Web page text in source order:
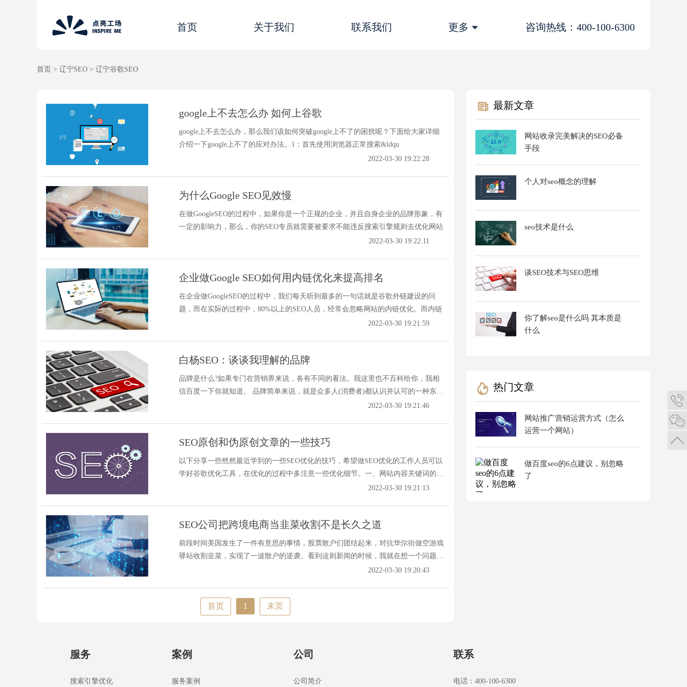
首页 关于我们 联系我们 更多 咨询热线：400-100-6300
首页 > 辽宁SEO > 辽宁谷歌SEO
google上不去怎么办 如何上谷歌
google上不去怎么办，那么我们该如何突破google上不了的困扰呢？下面给大家详细
介绍一下google上不了的应对办法。1：首先使用浏览器正常搜索&ldqu
2022-03-30 19:22:28
为什么Google SEO见效慢
在做GoogleSEO的过程中，如果你是一个正规的企业，并且自身企业的品牌形象，有
一定的影响力，那么，你的SEO专员就需要被要求不能违反搜索引擎规则去优化网站
2022-03-30 19:22:11
企业做Google SEO如何用内链优化来提高排名
在企业做GoogleSEO的过程中，我们每天听到最多的一句话就是谷歌外链建设的问
题，而在实际的过程中，80%以上的SEO人员，经常会忽略网站的内链优化。而内链
2022-03-30 19:21:59
白杨SEO：谈谈我理解的品牌
品牌是什么?如果专门在营销界来说，各有不同的看法。我这里也不百科给你，我相
信百度一下你就知道。 品牌简单来说，就是众多人(消费者)都认识并认可的一种东西
2022-03-30 19:21:46
SEO原创和伪原创文章的一些技巧
以下分享一些然然最近学到的一些SEO优化的技巧，希望做SEO优化的工作人员可以
学好谷歌优化工具，在优化的过程中多注意一些优化细节。一、网站内容关键词的选
2022-03-30 19:21:13
SEO公司把跨境电商当韭菜收割不是长久之道
前段时间美国发生了一件有意思的事情，股票散户们团结起来，对抗华尔街做空游戏
驿站收割韭菜，实现了一波散户的逆袭。看到这则新闻的时候，我就在想一个问题：
2022-03-30 19:20:43
首页 1 末页
最新文章
网站收录完美解决的SEO必备
手段
个人对seo概念的理解
seo技术是什么
谈SEO技术与SEO思维
你了解seo是什么吗 其本质是
什么
热门文章
网站推广营销运营方式（怎么
运营一个网站）
做百度seo的6点建议，别忽略
了
服务
搜索引擎优化
案例
服务案例
公司
公司简介
联系
电话：400-100-6300